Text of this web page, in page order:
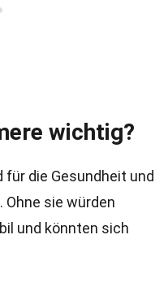
wichtig?
die Gesundheit und
Ohne sie würden
und könnten sich